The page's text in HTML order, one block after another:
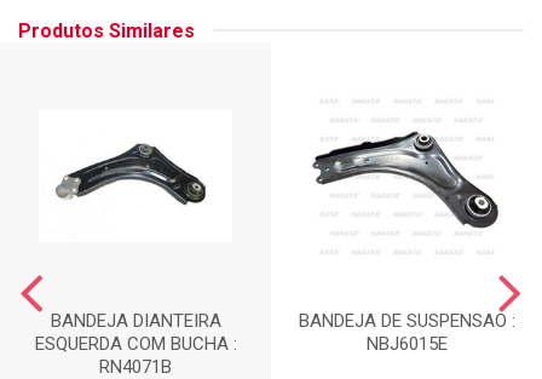
Produtos Similares
BANDEJA DIANTEIRA
ESQUERDA COM BUCHA :
RN4071B
BANDEJA DE SUSPENSAO :
NBJ6015E